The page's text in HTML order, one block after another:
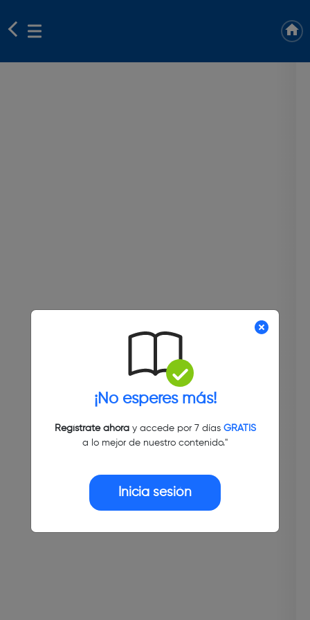
¡No esperes más!
Regístrate ahoray accede por 7 días GRATIS
a lo mejor de nuestro contenido."
Inicia sesión